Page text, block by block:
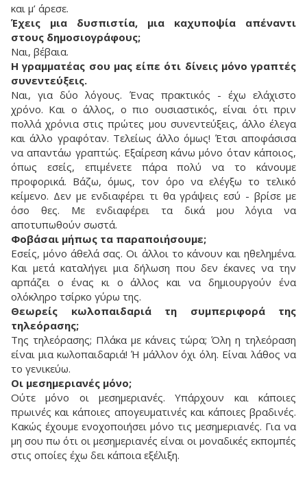
και μ’ άρεσε.
Έχεις μια δυσπιστία, μια καχυποψία απέναντι
στους δημοσιογράφους;
Ναι, βέβαια.
Η γραμματέας σου μας είπε ότι δίνεις μόνο γραπτές
συνεντεύξεις.
Ναι, για δύο λόγους. Ένας πρακτικός - έχω ελάχιστο
χρόνο. Και ο άλλος, ο πιο ουσιαστικός, είναι ότι πριν
πολλά χρόνια στις πρώτες μου συνεντεύξεις, άλλο έλεγα
και άλλο γραφόταν. Τελείως άλλο όμως! Έτσι αποφάσισα
να απαντάω γραπτώς. Εξαίρεση κάνω μόνο όταν κάποιος,
όπως εσείς, επιμένετε πάρα πολύ να το κάνουμε
προφορικά. Βάζω, όμως, τον όρο να ελέγξω το τελικό
κείμενο. Δεν με ενδιαφέρει τι θα γράψεις εσύ - βρίσε με
όσο θες. Με ενδιαφέρει τα δικά μου λόγια να
αποτυπωθούν σωστά.
Φοβάσαι μήπως τα παραποιήσουμε;
Εσείς, μόνο άθελά σας. Οι άλλοι το κάνουν και ηθελημένα.
Και μετά καταλήγει μια δήλωση που δεν έκανες να την
αρπάζει ο ένας κι ο άλλος και να δημιουργούν ένα
ολόκληρο τσίρκο γύρω της.
Θεωρείς κωλοπαιδαριά τη συμπεριφορά της
τηλεόρασης;
Της τηλεόρασης; Πλάκα με κάνεις τώρα; Όλη η τηλεόραση
είναι μια κωλοπαιδαριά! Ή μάλλον όχι όλη. Είναι λάθος να
το γενικεύω.
Οι μεσημεριανές μόνο;
Ούτε μόνο οι μεσημεριανές. Υπάρχουν και κάποιες
πρωινές και κάποιες απογευματινές και κάποιες βραδινές.
Κακώς έχουμε ενοχοποιήσει μόνο τις μεσημεριανές. Για να
μη σου πω ότι οι μεσημεριανές είναι οι μοναδικές εκπομπές
στις οποίες έχω δει κάποια εξέλιξη.